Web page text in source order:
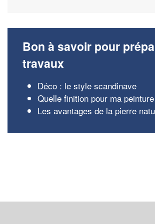
Bon à savoir pour
travaux
Déco : le style scandinave
Quelle finition pour ma
Les avantages de la pierre